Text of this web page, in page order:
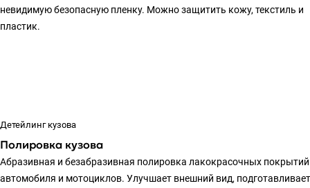
невидимую безопасную пленку. Можно защитить кожу, текстиль и
пластик.
Детейлинг кузова
Полировка кузова
Абразивная и безабразивная полировка лакокрасочных покрытий
автомобиля и мотоциклов. Улучшает внешний вид, подготавливает